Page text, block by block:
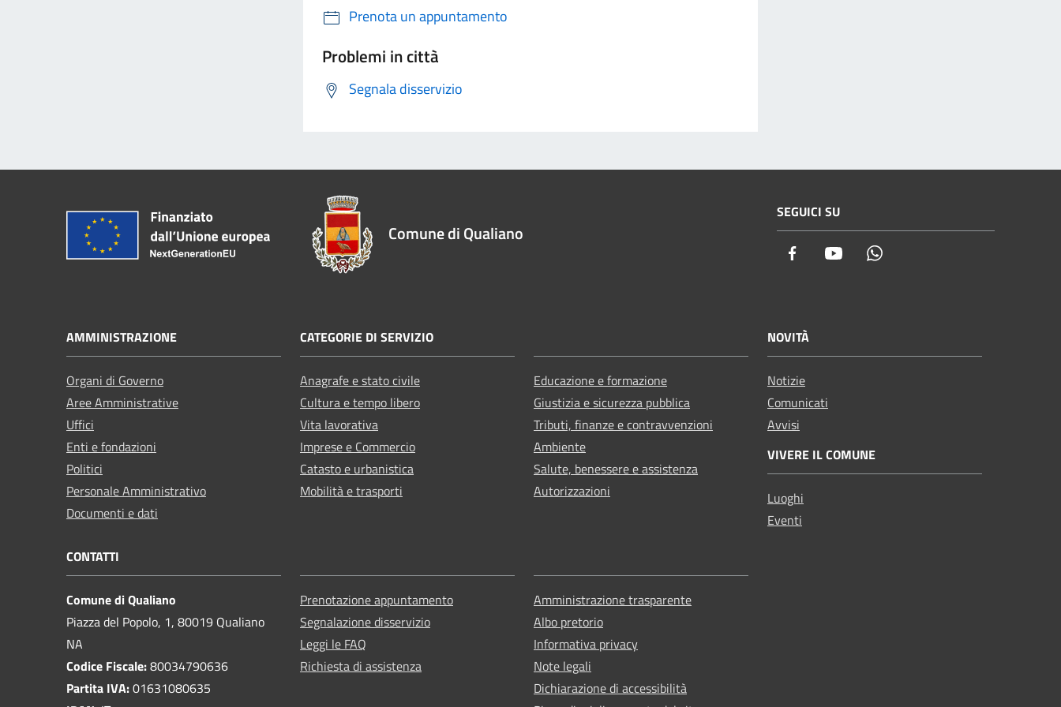
Prenota un appuntamento
Problemi in città
Segnala disservizio
Comune di Qualiano
SEGUICI SU
Facebook Youtube
AMMINISTRAZIONE
Organi di Governo
Aree Amministrative
Uffici
Enti e fondazioni
Politici
Personale Amministrativo
Documenti e dati
CATEGORIE DI SERVIZIO
Anagrafe e stato civile
Cultura e tempo libero
Vita lavorativa
Imprese e Commercio
Catasto e urbanistica
Mobilità e trasporti
Educazione e formazione
Giustizia e sicurezza pubblica
Tributi, finanze e contravvenzioni
Ambiente
Salute, benessere e assistenza
Autorizzazioni
NOVITÀ
Notizie
Comunicati
Avvisi
VIVERE IL COMUNE
Luoghi
Eventi
CONTATTI
Comune di Qualiano
Piazza del Popolo, 1, 80019 Qualiano
NA
Codice Fiscale:80034790636
Partita IVA:01631080635
Prenotazione appuntamento
Segnalazione disservizio
Leggi le FAQ
Richiesta di assistenza
Amministrazione trasparente
Albo pretorio
Informativa privacy
Note legali
Dichiarazione di accessibilità